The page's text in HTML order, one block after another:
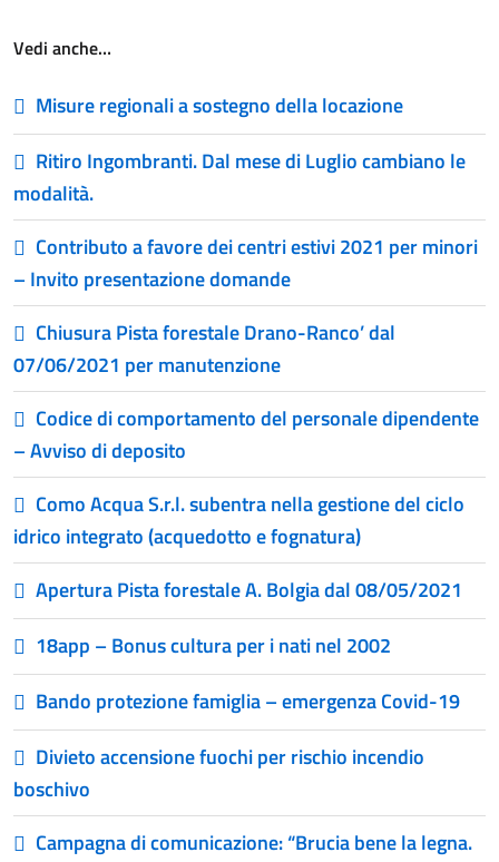
Vedi anche…
Misure regionali a sostegno della locazione
Ritiro Ingombranti. Dal mese di Luglio cambiano le
modalità.
Contributo a favore dei centri estivi 2021 per minori
– Invito presentazione domande
Chiusura Pista forestale Drano-Ranco’ dal
07/06/2021 per manutenzione
Codice di comportamento del personale dipendente
– Avviso di deposito
Como Acqua S.r.l. subentra nella gestione del ciclo
idrico integrato (acquedotto e fognatura)
Apertura Pista forestale A. Bolgia dal 08/05/2021
18app – Bonus cultura per i nati nel 2002
Bando protezione famiglia – emergenza Covid-19
Divieto accensione fuochi per rischio incendio
boschivo
Campagna di comunicazione: “Brucia bene la legna.